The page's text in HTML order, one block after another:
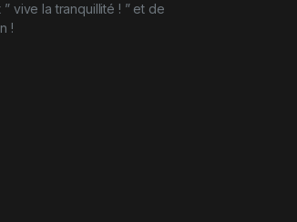
vive la tranquillité ! ” et de
!